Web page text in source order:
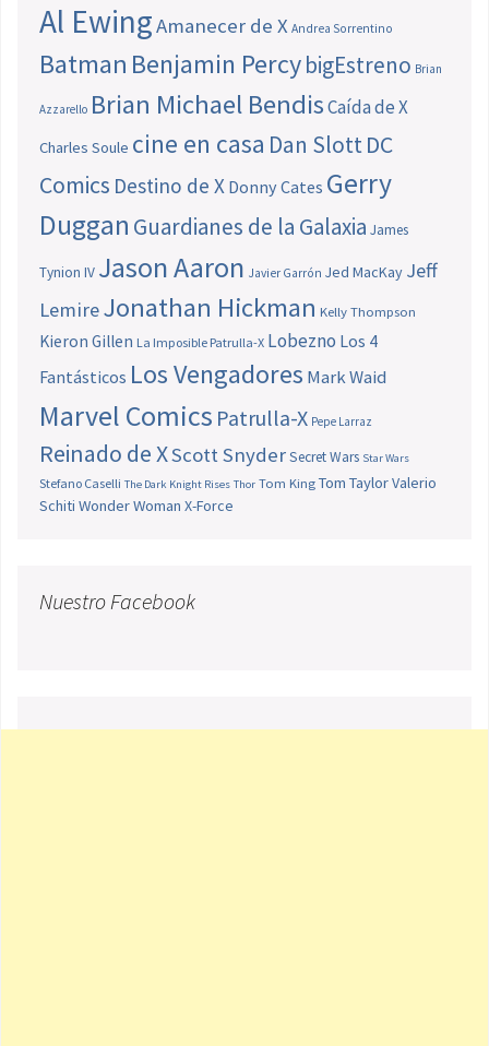
Al EwingAmanecer de X Andrea Sorrentino
Batman Benjamin PercybigEstreno Brian
Azzarello Brian Michael BendisCaída de X
Charles Soule cine en casa Dan SlottDC
Comics Destino de X Donny Cates Gerry
Duggan Guardianes de la Galaxia James
Tynion IV Jason Aaron Javier Garrón Jed MacKay Jeff
LemireJonathan Hickman Kelly Thompson
Kieron Gillen La Imposible Patrulla-X Lobezno Los 4
Fantásticos Los Vengadores Mark Waid
Marvel Comics Patrulla-X Pepe Larraz
Reinado de XScott SnyderSecret Wars Star Wars
Stefano Caselli The Dark Knight Rises Thor Tom King Tom TaylorValerio
Schiti Wonder Woman X-Force
Nuestro Facebook